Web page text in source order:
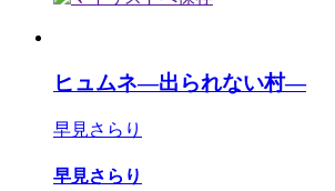
ヒュムネ―出られない村―
早見さらり
早見さらり